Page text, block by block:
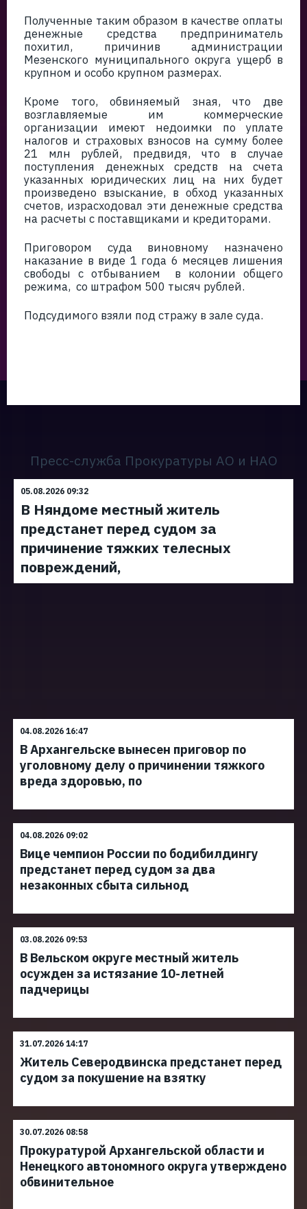
Полученные таким образом в качестве оплаты
денежные средства предприниматель
похитил, причинив администрации
Мезенского муниципального округа ущерб в
крупном и особо крупном размерах.
Кроме того, обвиняемый зная, что две
возглавляемые им коммерческие
организации имеют недоимки по уплате
налогов и страховых взносов на сумму более
21 млн рублей, предвидя, что в случае
поступления денежных средств на счета
указанных юридических лиц на них будет
произведено взыскание, в обход указанных
счетов, израсходовал эти денежные средства
на расчеты с поставщиками и кредиторами.
Приговором суда виновному назначено
наказание в виде 1 года 6 месяцев лишения
свободы с отбыванием в колонии общего
режима, со штрафом 500 тысяч рублей.
Подсудимого взяли под стражу в зале суда.
Пресс-служба Прокуратуры АО и НАО
05.08.2026 09:32
В Няндоме местный житель
предстанет перед судом за
причинение тяжких телесных
повреждений,
04.08.2026 16:47
В Архангельске вынесен приговор по
уголовному делу о причинении тяжкого
вреда здоровью, по
04.08.2026 09:02
Вице чемпион России по бодибилдингу
предстанет перед судом за два
незаконных сбыта сильнод
03.08.2026 09:53
В Вельском округе местный житель
осужден за истязание 10-летней
падчерицы
31.07.2026 14:17
Житель Северодвинска предстанет перед
судом за покушение на взятку
30.07.2026 08:58
Прокуратурой Архангельской области и
Ненецкого автономного округа утверждено
обвинительное